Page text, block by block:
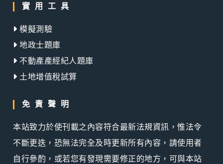
實用工具
模擬測驗
地政士題庫
不動產產經紀人題庫
土地增值稅試算
免責聲明
本站致力於使刊載之內容符合最新法規資訊，惟法令
不斷更迭，恐無法完全及時更新所有內容，請使用者
自行參酌，或若您有發現需要修正的地方，可與本站